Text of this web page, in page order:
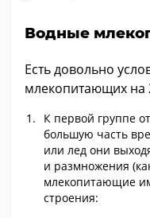
Водные
Есть довольно
млекопитающих на
К первой группе
большую часть
или лед они
и размножения
млекопитающие
строения: